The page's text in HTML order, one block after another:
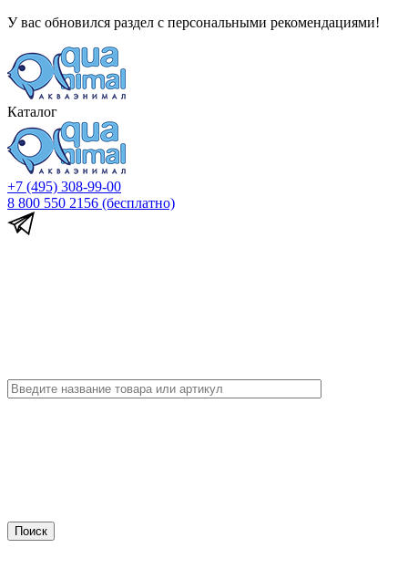
У вас обновился раздел с персональными рекомендациями!
Каталог
+7 (495) 308-99-00
8 800 550 2156 (бесплатно)